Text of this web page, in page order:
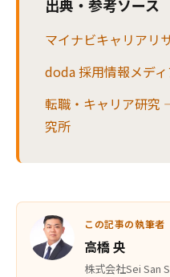
出典・参考ソース
マイナビキャリアリ
doda 採用情報メデ
転職・キャリア研究
究所
この記事の執筆者
高橋 央
株式会社Sei San